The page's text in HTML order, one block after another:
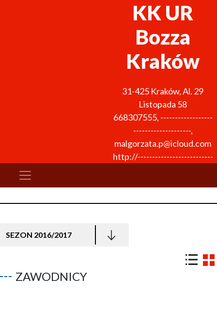
KK UR
Bozza
Kraków
31-425 Kraków,Al. 29
Listopada 58
668307555, ------------------
--------------------,
malgorzata.p@icloud.com
http://--------------------------
SEZON 2016/2017
ZAWODNICY